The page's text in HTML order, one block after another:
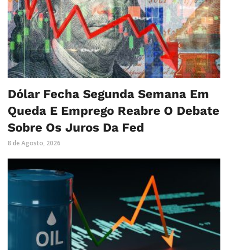
Dólar Fecha Segunda Semana Em
Queda E Emprego Reabre O Debate
Sobre Os Juros Da Fed
8 de Agosto, 2026